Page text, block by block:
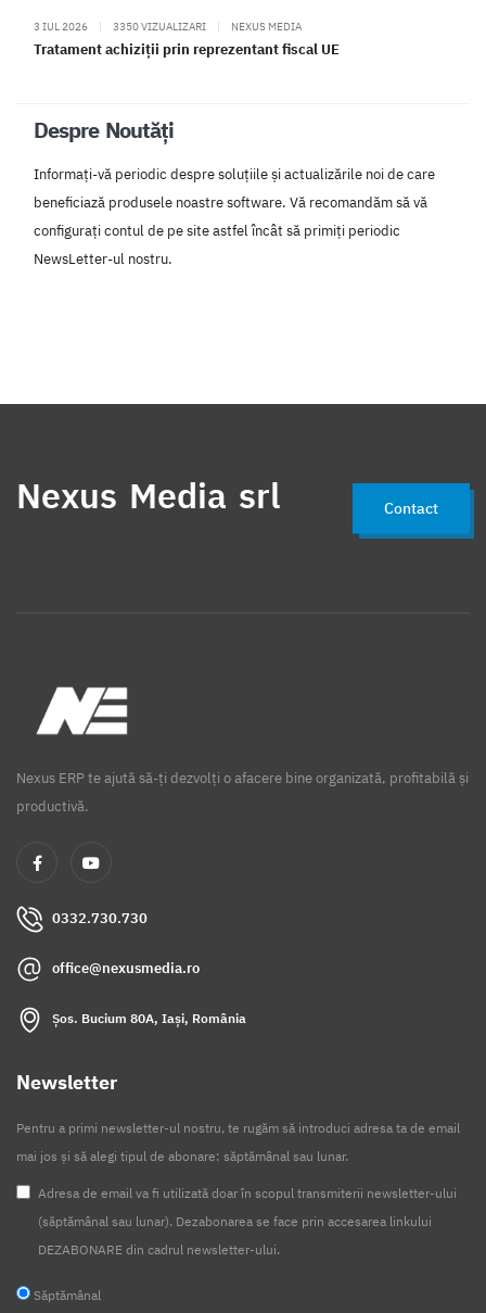
3 IUL 2026 | 3350 VIZUALIZARI | NEXUS MEDIA
Tratament achiziții prin reprezentant fiscal UE
Despre Noutăți
Informați-vă periodic despre soluțiile și actualizările noi de care
beneficiază produsele noastre software. Vă recomandăm să vă
configurați contul de pe site astfel încât să primiți periodic
NewsLetter-ul nostru.
Nexus Media srl Contact
Nexus ERP te ajută să-ți dezvolți o afacere bine organizată, profitabilă și
productivă.
0332.730.730
office@nexusmedia.ro
Șos. Bucium 80A, Iași, România
Newsletter
Pentru a primi newsletter-ul nostru, te rugăm să introduci adresa ta de email
mai jos și să alegi tipul de abonare: săptămânal sau lunar.
Adresa de email va fi utilizată doar în scopul transmiterii newsletter-ului
(săptămânal sau lunar). Dezabonarea se face prin accesarea linkului
DEZABONARE din cadrul newsletter-ului.
Săptămânal